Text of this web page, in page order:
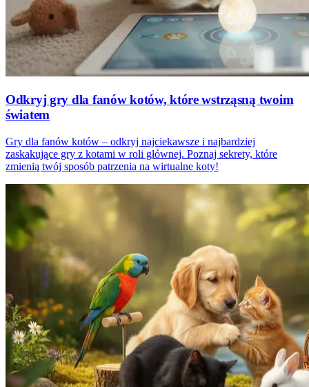
Odkryj gry dla fanów kotów, które wstrząsną twoim
światem
Gry dla fanów kotów – odkryj najciekawsze i najbardziej
zaskakujące gry z kotami w roli głównej. Poznaj sekrety, które
zmienią twój sposób patrzenia na wirtualne koty!